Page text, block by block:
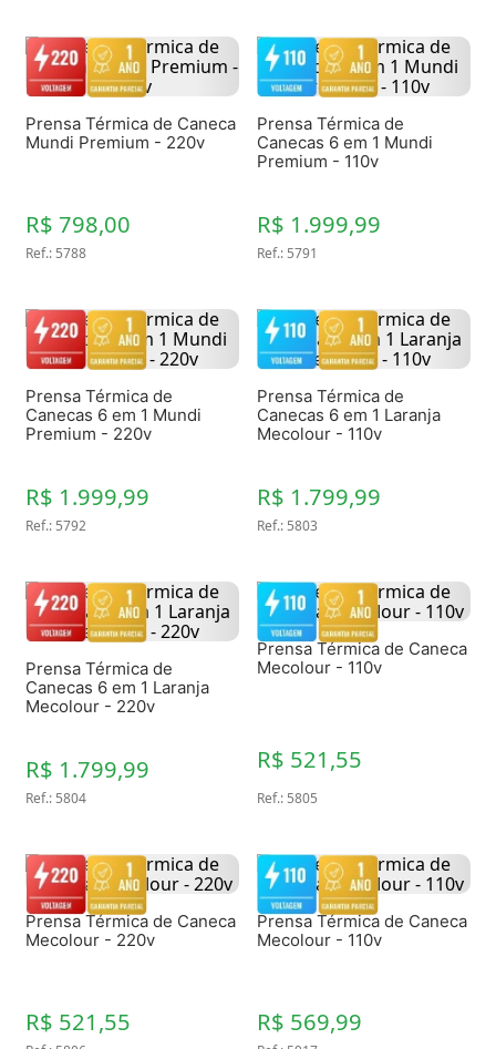
Prensa Térmica de Caneca
Mundi Premium - 220v
R$ 798,00
Ref.: 5788
Prensa Térmica de
Canecas 6 em 1 Mundi
Premium - 110v
R$ 1.999,99
Ref.: 5791
Prensa Térmica de
Canecas 6 em 1 Mundi
Premium - 220v
R$ 1.999,99
Ref.: 5792
Prensa Térmica de
Canecas 6 em 1 Laranja
Mecolour - 110v
R$ 1.799,99
Ref.: 5803
Prensa Térmica de
Canecas 6 em 1 Laranja
Mecolour - 220v
R$ 1.799,99
Ref.: 5804
Prensa Térmica de Caneca
Mecolour - 110v
R$ 521,55
Ref.: 5805
Prensa Térmica de Caneca
Mecolour - 220v
R$ 521,55
Prensa Térmica de Caneca
Mecolour - 110v
R$ 569,99